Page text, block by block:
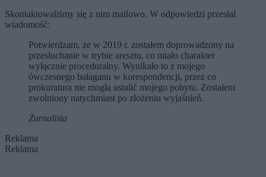
Skontaktowaliśmy się z nim mailowo. W odpowiedzi przesłał
wiadomość:
Potwierdzam, że w 2019 r. zostałem doprowadzony na
przesłuchanie w trybie aresztu, co miało charakter
wyłącznie proceduralny. Wynikało to z mojego
ówczesnego bałaganu w korespondencji, przez co
prokuratura nie mogła ustalić mojego pobytu. Zostałem
zwolniony natychmiast po złożeniu wyjaśnień.
Żurnalista
Reklama
Reklama